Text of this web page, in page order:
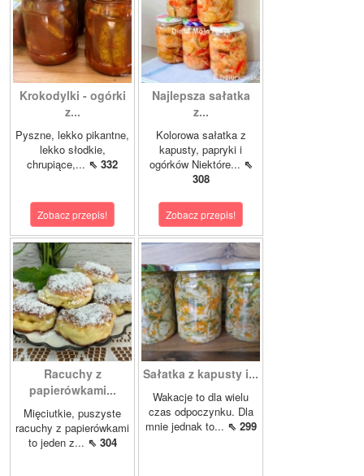
Krokodylki - ogórki
z...
Pyszne, lekko pikantne,
lekko słodkie,
chrupiące,... ⇖ 332
Zobacz przepis!
Najlepsza sałatka
z...
Kolorowa sałatka z
kapusty, papryki i
ogórków Niektóre... ⇖
308
Zobacz przepis!
Racuchy z
papierówkami...
Mięciutkie, puszyste
racuchy z papierówkami
to jeden z... ⇖ 304
Sałatka z kapusty i...
Wakacje to dla wielu
czas odpoczynku. Dla
mnie jednak to... ⇖ 299